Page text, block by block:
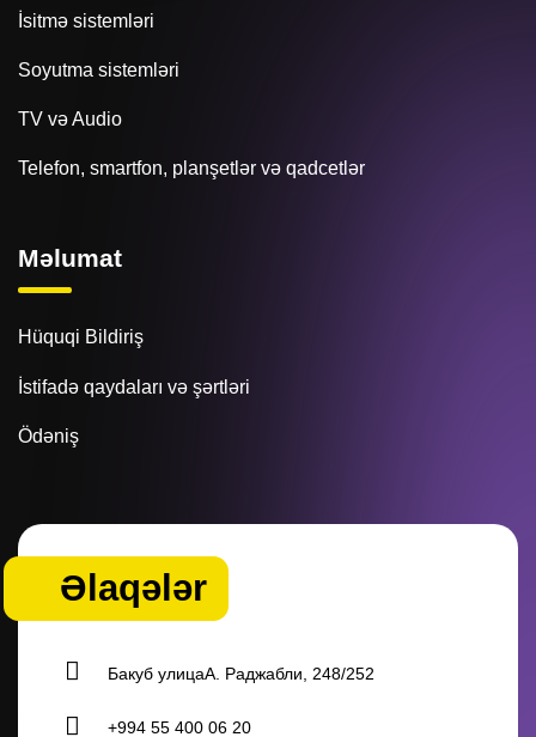
İsitmə sistemləri
Soyutma sistemləri
TV və Audio
Telefon, smartfon, planşetlər və qadcetlər
Məlumat
Hüquqi Bildiriş
İstifadə qaydaları və şərtləri
Ödəniş
Əlaqələr
Бакуб улицаА. Раджабли, 248/252
+994 55 400 06 20